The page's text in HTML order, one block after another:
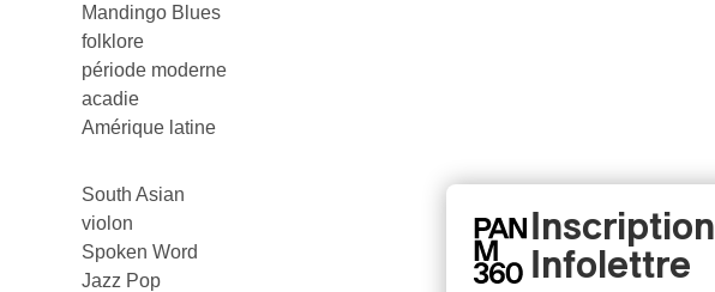
Mandingo Blues
folklore
période moderne
acadie
Amérique latine
South Asian
violon
Spoken Word
Jazz Pop
Inscription
Infolettre